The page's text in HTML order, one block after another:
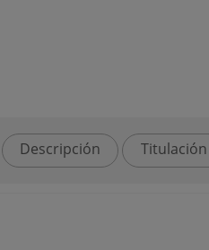
Descripción Titulación